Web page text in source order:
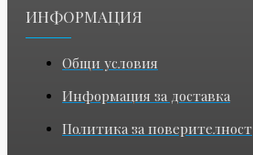
ИНФОРМАЦИЯ
Общи условия
Информация за доставка
Политика за поверителност